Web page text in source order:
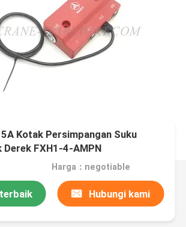
Kotak Persimpangan Suku
Derek FXH1-4-AMPN
Harga：negotiable
Hubungi kami